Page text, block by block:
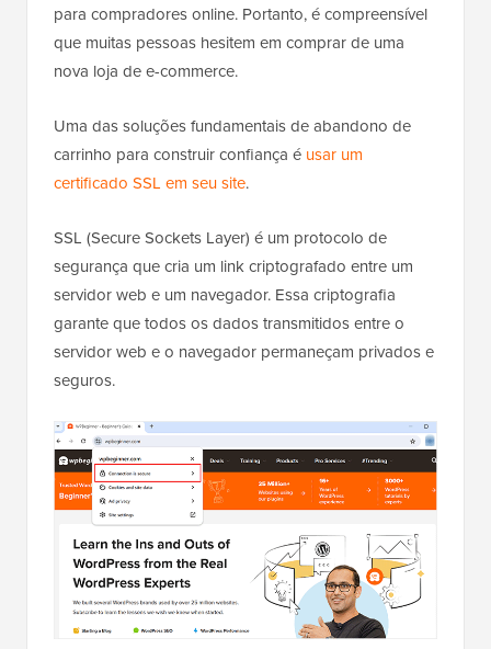
para compradores online. Portanto, é compreensível
que muitas pessoas hesitem em comprar de uma
nova loja de e-commerce.
Uma das soluções fundamentais de abandono de
carrinho para construir confiança é usar um
certificado SSL em seu site.
SSL (Secure Sockets Layer) é um protocolo de
segurança que cria um link criptografado entre um
servidor web e um navegador. Essa criptografia
garante que todos os dados transmitidos entre o
servidor web e o navegador permaneçam privados e
seguros.